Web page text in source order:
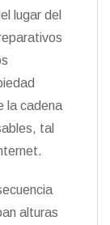
lugar del
la cadena
tal
alturas